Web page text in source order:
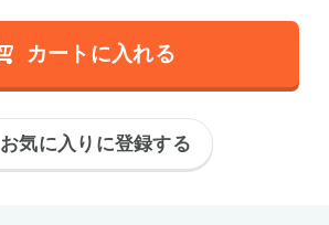
カートに入れる
お気に入りに登録する